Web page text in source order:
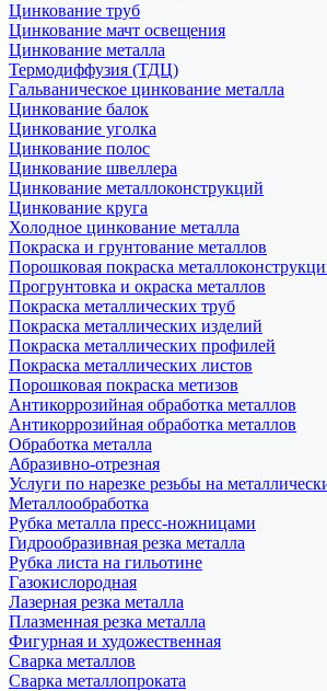
Цинкование труб
Цинкование мачт освещения
Цинкование металла
Термодиффузия (ТДЦ)
Гальваническое цинкование металла
Цинкование балок
Цинкование уголка
Цинкование полос
Цинкование швеллера
Цинкование металлоконструкций
Цинкование круга
Холодное цинкование металла
Покраска и грунтование металлов
Порошковая покраска
Прогрунтовка и окраска металлов
Покраска металлических труб
Покраска металлических изделий
Покраска металлических профилей
Покраска металлических листов
Порошковая покраска метизов
Антикоррозийная обработка металлов
Антикоррозийная обработка металлов
Обработка металла
Абразивно-отрезная
Услуги по нарезке резьбы на
Металлообработка
Рубка металла пресс-ножницами
Гидрообразивная резка металла
Рубка листа на гильотине
Газокислородная
Лазерная резка металла
Плазменная резка металла
Фигурная и художественная
Сварка металлов
Сварка металлопроката